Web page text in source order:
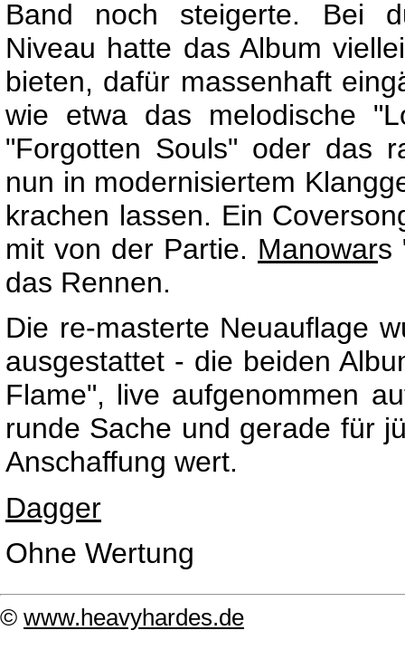
Band noch steigerte. Bei
Niveau hatte das Album
bieten, dafür massenhaft
wie etwa das melodische
"Forgotten Souls" oder das
nun in modernisiertem
krachen lassen. Ein
mit von der Partie. Manowars
das Rennen.
Die re-masterte Neuauflage
ausgestattet - die beiden
Flame", live aufgenommen
runde Sache und gerade für
Anschaffung wert.
Dagger
Ohne Wertung
© www.heavyhardes.de